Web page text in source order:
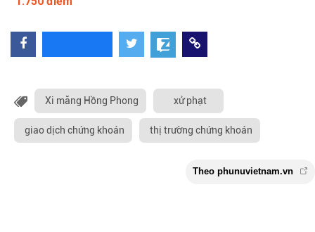
Xi măng Hồng Phong xử phạt
giao dịch chứng khoán thị trường chứng khoán